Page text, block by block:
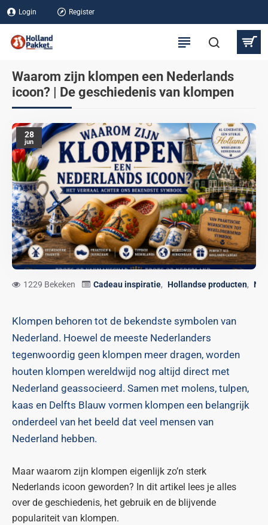
Login Register
Waarom zijn klompen een Nederlands
icoon? | De geschiedenis van klompen
28
jun
1229 Bekeken Cadeau inspiratie, Hollandse producten,
Klompen behoren tot de bekendste symbolen van
Nederland. Hoewel de meeste Nederlanders
tegenwoordig geen klompen meer dragen, worden
houten klompen wereldwijd nog altijd direct met
Nederland geassocieerd. Samen met molens, tulpen,
kaas en Delfts Blauw vormen klompen een belangrijk
onderdeel van het beeld dat veel mensen van
Nederland hebben.
Maar waarom zijn klompen eigenlijk zo’n sterk
Nederlands icoon geworden? In dit artikel lees je alles
over de geschiedenis, het gebruik en de blijvende
populariteit van klompen.